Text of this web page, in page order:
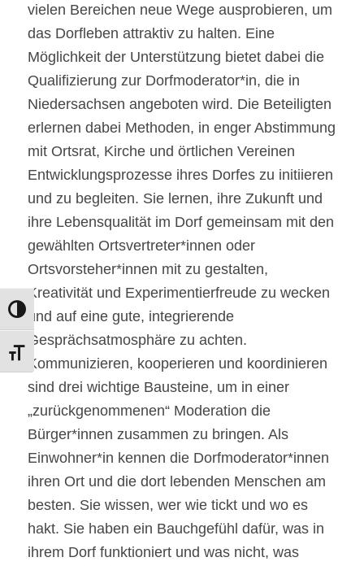
Umschalten auf hohe Kontraste
Schrift vergrößern
vielen Bereichen neue Wege ausprobieren, um
das Dorfleben attraktiv zu halten. Eine
Möglichkeit der Unterstützung bietet dabei die
Qualifizierung zur Dorfmoderator*in, die in
Niedersachsen angeboten wird. Die Beteiligten
erlernen dabei Methoden, in enger Abstimmung
mit Ortsrat, Kirche und örtlichen Vereinen
Entwicklungsprozesse ihres Dorfes zu initiieren
und zu begleiten. Sie lernen, ihre Zukunft und
ihre Lebensqualität im Dorf gemeinsam mit den
gewählten Ortsvertreter*innen oder
Ortsvorsteher*innen mit zu gestalten,
Kreativität und Experimentierfreude zu wecken
und auf eine gute, integrierende
Gesprächsatmosphäre zu achten.
Kommunizieren, kooperieren und koordinieren
sind drei wichtige Bausteine, um in einer
„zurückgenommenen“ Moderation die
Bürger*innen zusammen zu bringen. Als
Einwohner*in kennen die Dorfmoderator*innen
ihren Ort und die dort lebenden Menschen am
besten. Sie wissen, wer wie tickt und wo es
hakt. Sie haben ein Bauchgefühl dafür, was in
ihrem Dorf funktioniert und was nicht, was